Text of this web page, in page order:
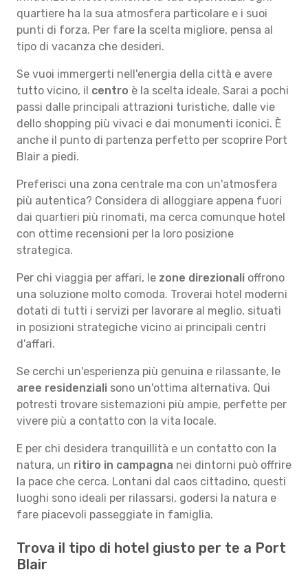
quartiere ha la sua atmosfera particolare e i suoi
punti di forza. Per fare la scelta migliore, pensa al
tipo di vacanza che desideri.
Se vuoi immergerti nell'energia della città e avere
tutto vicino, il centro è la scelta ideale. Sarai a pochi
passi dalle principali attrazioni turistiche, dalle vie
dello shopping più vivaci e dai monumenti iconici. È
anche il punto di partenza perfetto per scoprire Port
Blair a piedi.
Preferisci una zona centrale ma con un'atmosfera
più autentica? Considera di alloggiare appena fuori
dai quartieri più rinomati, ma cerca comunque hotel
con ottime recensioni per la loro posizione
strategica.
Per chi viaggia per affari, le zone direzionali offrono
una soluzione molto comoda. Troverai hotel moderni
dotati di tutti i servizi per lavorare al meglio, situati
in posizioni strategiche vicino ai principali centri
d'affari.
Se cerchi un'esperienza più genuina e rilassante, le
aree residenziali sono un'ottima alternativa. Qui
potresti trovare sistemazioni più ampie, perfette per
vivere più a contatto con la vita locale.
E per chi desidera tranquillità e un contatto con la
natura, un ritiro in campagna nei dintorni può offrire
la pace che cerca. Lontani dal caos cittadino, questi
luoghi sono ideali per rilassarsi, godersi la natura e
fare piacevoli passeggiate in famiglia.
Trova il tipo di hotel giusto per te a Port
Blair